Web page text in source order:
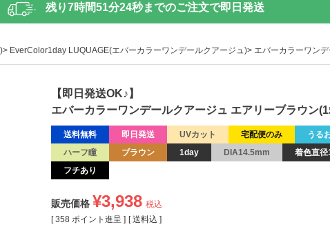
残り7時間51分23秒までのご注文で即日発送
EverColor1day LUQUAGE(エバーカラーワンデールクアージュ) エバーカラーワン
【即日発送OK♪】
エバーカラーワンデールクアージュ エアリーブラウン
送料無料 即日発送 UVカット 宅配便のみ うる
ハーフ瞳
ブラウン 1day DIA14.5mm 着色直
フチあり
販売価格 ¥3,938 税込
[ 358 ポイント進呈 ] 送料込